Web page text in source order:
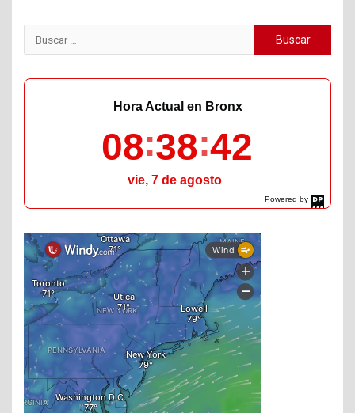
Buscar:
Powered by
DaysPedia.com
Hora Actual en Bronx
08 38 43
vie, 7 de agosto